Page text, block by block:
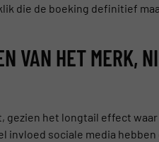
die de boeking definitief
VAN HET MERK,
het longtail effect
invloed sociale media hebben